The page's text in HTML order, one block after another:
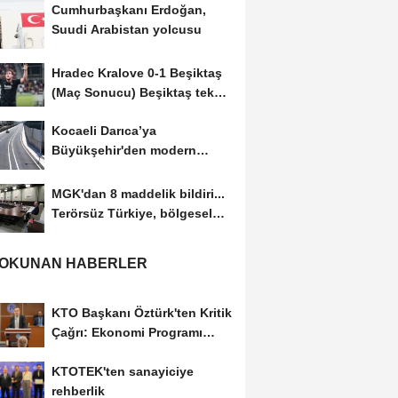
Cumhurbaşkanı Erdoğan,
Suudi Arabistan yolcusu
Hradec Kralove 0-1 Beşiktaş
(Maç Sonucu) Beşiktaş tek
Kocaeli Darıca’ya
Büyükşehir'den modern
MGK'dan 8 maddelik bildiri...
Terörsüz Türkiye, bölgesel
HABERLER
KTO Başkanı Öztürk'ten Kritik
Çağrı: Ekonomi Programı
KTOTEK'ten sanayiciye
rehberlik